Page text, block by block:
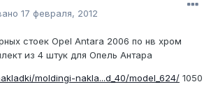
17 февраля, 2012
стоек Opel Antara 2006 по нв хром
из 4 штук для Опель Антара
moldingi-nakla...d_40/model_624/ 1050